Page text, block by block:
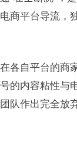
商平台导流，
各自平台的商
的内容粘性与
队作出完全放